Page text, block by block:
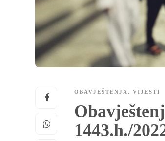
OBAVJEŠTENJA , VIJESTI
1443.h./